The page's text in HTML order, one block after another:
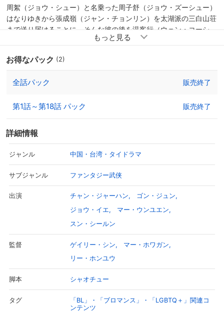
周絮（ジョウ・シュー）と名乗った周子舒（ジョウ・ズーシュー）
はなりゆきから張成嶺（ジャン・チョンリン）を太湖派の三白山荘
まで送り届けることに。そんな彼の後を温客行（ウェン・コーシ
ン）が追いかけ始める。一方その頃、五湖盟の盟主・高崇（ガオ・
ける。また、大孤山派の掌門・沈慎（シェン・シェン）と丐幇の長
追っていた…。
お得なパック (2)
全話パック 販売終了
第1話～第18話 パック 販売終了
詳細情報
ジャンル 中国・台湾・タイドラマ
サブジャンル ファンタジー武侠
出演 チャン・ジャーハン
ゴン・ジュン
ジョウ・イエ
マー・ウンユエン
スン・シールン
監督 ゲイリー・シン
マー・ホワガン
リー・ホンユウ
脚本 シャオチュー
タグ
「BL」・「ブロマンス」・「LGBTQ＋」関連コ
ンテンツ